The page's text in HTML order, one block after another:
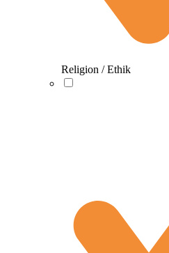
Religion / Ethik